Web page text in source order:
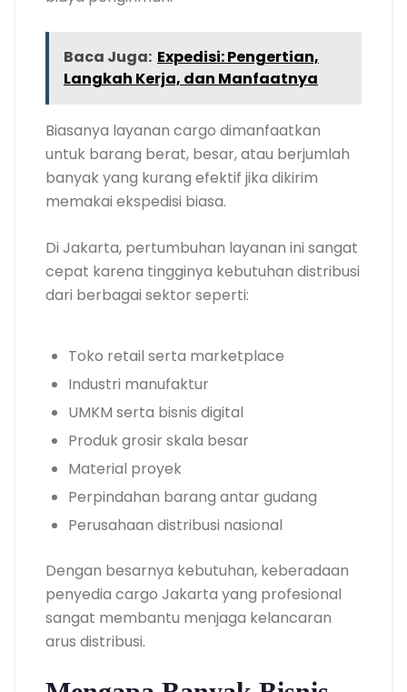
Baca Juga: Expedisi: Pengertian,
Langkah Kerja, dan Manfaatnya
Biasanya layanan cargo dimanfaatkan
untuk barang berat, besar, atau berjumlah
banyak yang kurang efektif jika dikirim
memakai ekspedisi biasa.
Di Jakarta, pertumbuhan layanan ini sangat
cepat karena tingginya kebutuhan distribusi
dari berbagai sektor seperti:
Toko retail serta marketplace
Industri manufaktur
UMKM serta bisnis digital
Produk grosir skala besar
Material proyek
Perpindahan barang antar gudang
Perusahaan distribusi nasional
Dengan besarnya kebutuhan, keberadaan
penyedia cargo Jakarta yang profesional
sangat membantu menjaga kelancaran
arus distribusi.